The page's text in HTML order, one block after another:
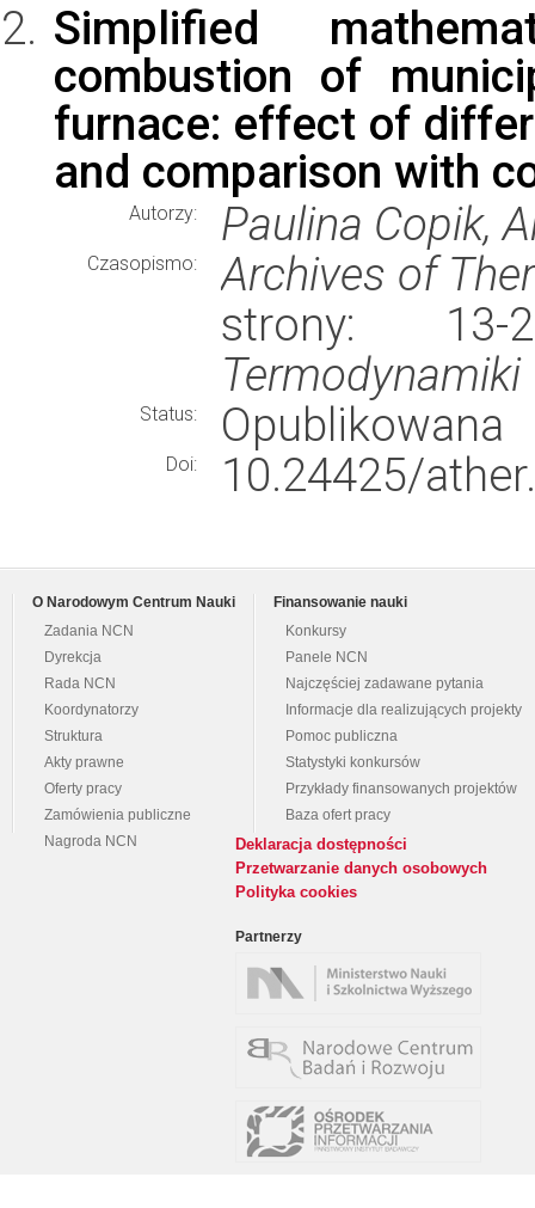
Simplified
combustion of
furnace: effect of
and comparison with
Autorzy: Paulina Copik,
Czasopismo:
Archives of
strony:
Termodynamiki
Status: Opublikowana
Doi: 10.24425/
O Narodowym Centrum Nauki
Zadania NCN
Dyrekcja
Rada NCN
Koordynatorzy
Struktura
Akty prawne
Oferty pracy
Zamówienia publiczne
Nagroda NCN
Finansowanie nauki
Konkursy
Panele NCN
Najczęściej zadawane pytania
Informacje dla realizujących projekty
Pomoc publiczna
Statystyki konkursów
Przykłady finansowanych projektów
Baza ofert pracy
Deklaracja dostępności
Przetwarzanie danych osobowych
Polityka cookies
Partnerzy